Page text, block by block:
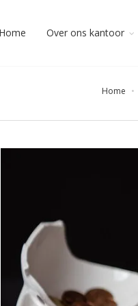
Home Over ons kantoor
Home